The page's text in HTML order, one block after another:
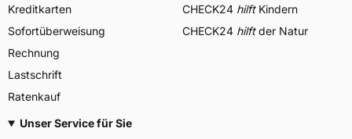
Kreditkarten
Sofortüberweisung
Rechnung
Lastschrift
Ratenkauf
CHECK24 hilftKindern
CHECK24 hilftder Natur
Unser Service für Sie